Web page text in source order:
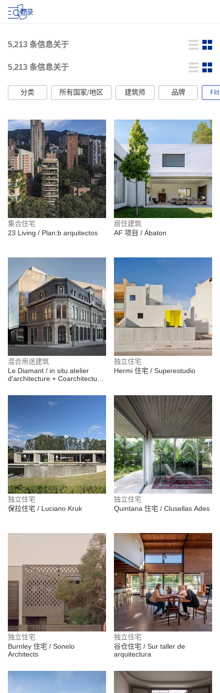
登录
5,213 条信息关于
5,213 条信息关于
分类 所有国家/地区 建筑师 品牌
集合住宅
23 Living / Plan:b arquitectos
居住建筑
AF 项目 / Ábaton
混合用途建筑
Le Diamant / in situ atelier
d'architecture + Coarchitecture
独立住宅
Hermi 住宅 / Superestudio
独立住宅
保拉住宅 / Luciano Kruk
独立住宅
Quintana 住宅 / Clusellas Ades
独立住宅
Burnley 住宅 / Sonelo
Architects
独立住宅
谷仓住宅 / Sur taller de
arquitectura